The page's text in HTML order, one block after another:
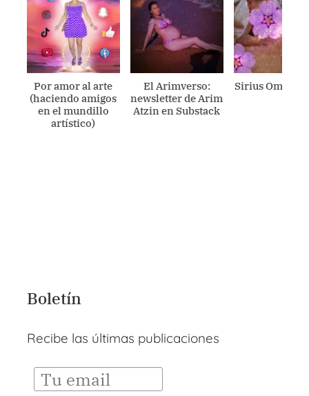
Por amor al arte
(haciendo amigos
en el mundillo
artístico)
El Arimverso:
newsletter de Arim
Atzin en Substack
Sirius
Boletín
Recibe las últimas publicaciones